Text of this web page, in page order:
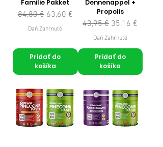
Familie Pakket
Normálna cena
84,80 € Zľavnená cena
63,60 €
Daň Zahrnuté
Pridať do
košíka
Dennenappel +
Propolis
Normálna cena
43,95 € Zľavnená cena
35,16 €
Daň Zahrnuté
Pridať do
košíka